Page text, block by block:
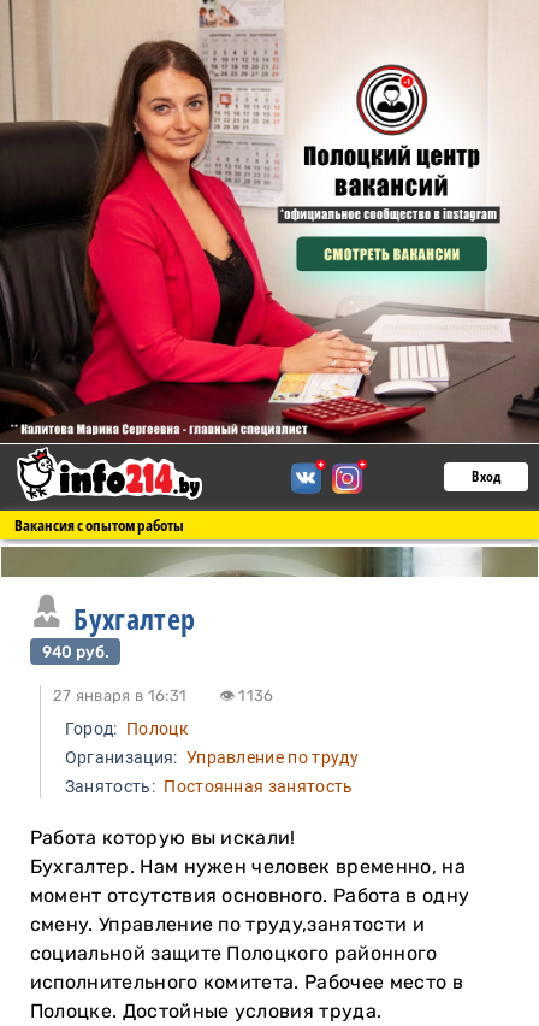
Вход
Вакансия с опытом работы
Бухгалтер
940 руб.
27 января в 16:31 👁 1136
Город: Полоцк
Организация: Управление по труду
Занятость:Постоянная занятость
Работа которую вы искали!
Бухгалтер. Нам нужен человек временно, на
момент отсутствия основного. Работа в одну
смену. Управление по труду,занятости и
социальной защите Полоцкого районного
исполнительного комитета. Рабочее место в
Полоцке. Достойные условия труда.